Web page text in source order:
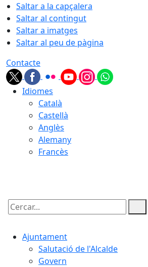
Saltar a la capçalera
Saltar al contingut
Saltar a imatges
Saltar al peu de pàgina
Contacte
Idiomes
Català
Castellà
Anglès
Alemany
Francès
Cercar:
Ajuntament
Salutació de l'Alcalde
Govern